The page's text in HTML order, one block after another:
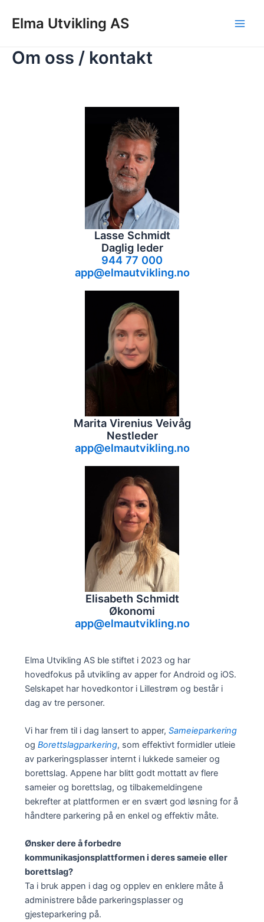
rett
innholdet
Elma Utvikling AS
Om oss / kontakt
Lasse Schmidt
Daglig leder
944 77 000
app@elmautvikling.no
Marita Virenius Veivåg
Nestleder
app@elmautvikling.no
Elisabeth Schmidt
Økonomi
app@elmautvikling.no
Elma Utvikling AS ble stiftet i 2023 og har
hovedfokus på utvikling av apper for Android og iOS.
Selskapet har hovedkontor i Lillestrøm og består i
dag av tre personer.
Vi har frem til i dag lansert to apper, Sameieparkering
og Borettslagparkering, som effektivt formidler utleie
av parkeringsplasser internt i lukkede sameier og
borettslag. Appene har blitt godt mottatt av flere
sameier og borettslag, og tilbakemeldingene
bekrefter at plattformen er en svært god løsning for å
håndtere parkering på en enkel og effektiv måte.
Ønsker dere å forbedre
kommunikasjonsplattformen i deres sameie eller
borettslag?
Ta i bruk appen i dag og opplev en enklere måte å
administrere både parkeringsplasser og
gjesteparkering på.